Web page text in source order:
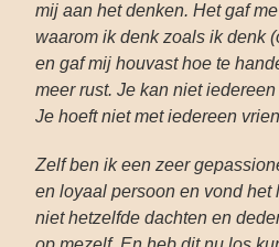
mij aan het denken. Het gaf
waarom ik denk zoals ik denk
en gaf mij houvast hoe te
meer rust. Je kan niet
Je hoeft niet met iedereen
Zelf ben ik een zeer
en loyaal persoon en vond het
niet hetzelfde dachten en